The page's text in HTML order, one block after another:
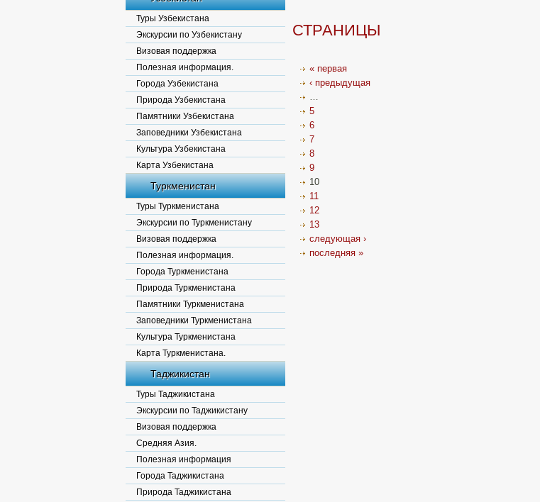
Туры Узбекистана
Экскурсии по Узбекистану
Визовая поддержка
Полезная информация.
Города Узбекистана
Природа Узбекистана
Памятники Узбекистана
Заповедники Узбекистана
Культура Узбекистана
Карта Узбекистана
Туркменистан
Туры Туркменистана
Экскурсии по Туркменистану
Визовая поддержка
Полезная информация.
Города Туркменистана
Природа Туркменистана
Памятники Туркменистана
Заповедники Туркменистана
Культура Туркменистана
Карта Туркменистана.
Таджикистан
Туры Таджикистана
Экскурсии по Таджикистану
Визовая поддержка
Средняя Азия.
Полезная информация
Города Таджикистана
Природа Таджикистана
СТРАНИЦЫ
« первая
‹ предыдущая
…
5
6
7
8
9
10
11
12
13
следующая ›
последняя »